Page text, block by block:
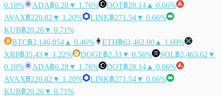
0.10%
ADA฿6.28▼ 1.76% DOT฿28.14 ▲ 0.66%
AVAX฿220.82 ▼ 1.20% LINK฿271.54▼ 0.66%
KUB฿20.26▼ 0.71%
BTC฿2,146,854 ▲ 0.46% ETH฿63,462.00 ▲ 1.69%
XRP฿35.43▼ 1.22% DOGE฿2.33▼ 0.56% SOL฿2,463.62 ▼
0.10%
ADA฿6.28▼ 1.76% DOT฿28.14 ▲ 0.66%
AVAX฿220.82 ▼ 1.20% LINK฿271.54▼ 0.66%
KUB฿20.26▼ 0.71%